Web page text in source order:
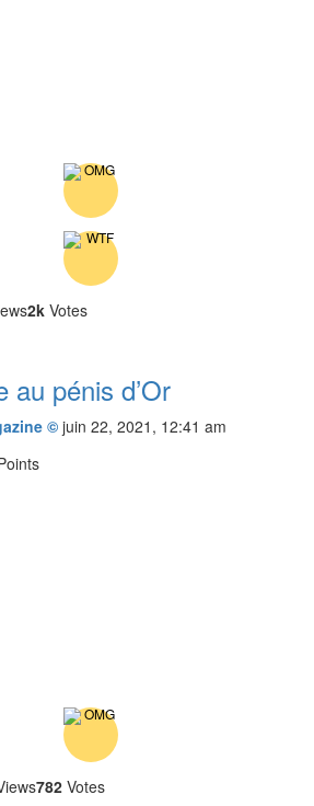
2k Votes
au pénis d’Or
© juin 22, 2021, 12:41 am
782 Votes